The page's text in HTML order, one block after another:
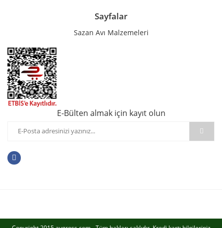
Sayfalar
Sazan Avı Malzemeleri
E-Bülten almak için kayıt olun